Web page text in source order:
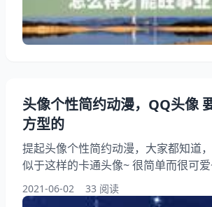
很多人的新年愿望的希望自己能升职
的发展。想要实现新年愿望，除了自
外
头像个性简约动漫，QQ头像
方型的
提起头像个性简约动漫，大家都知道
似于这样的卡通头像~ 很简单而很可
人想问求动漫QQ头像，简约点的！你
事？其实找个头像简约点得动漫都行
2021-06-02 33 阅读